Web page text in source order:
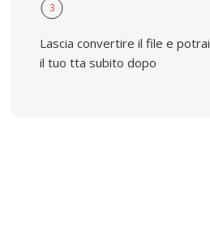
3
Lascia convertire il file e
il tuo tta subito dopo